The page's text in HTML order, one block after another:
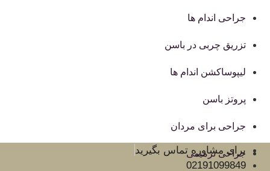
جراحی اندام ها
تزریق چربی در باسن
لیپوساکشن اندام ها
پروتز باسن
جراحی برای مردان
جراحی ترمیمی
برای مشاوره تماس بگیرید
02191099849